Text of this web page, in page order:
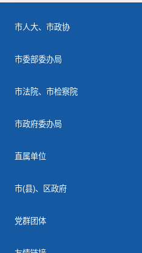
市人大、市政协
市委部委办局
市法院、市检察院
市政府委办局
直属单位
市(县)、区政府
党群团体